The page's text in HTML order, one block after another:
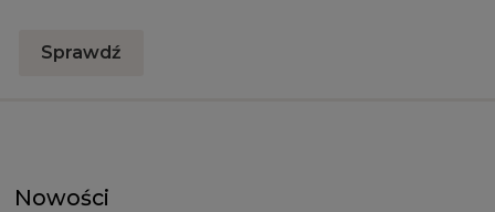
Sprawdź
Nowości